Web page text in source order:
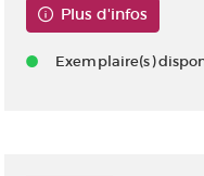
Plus d'infos
Exemplaire(s)